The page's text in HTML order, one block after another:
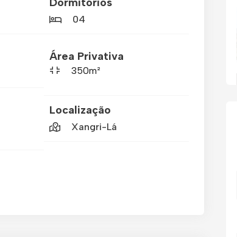
04
Área Privativa
350m²
Localização
Xangri-Lá